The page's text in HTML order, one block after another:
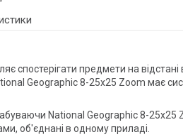
предмети на відстані
Geographic 8-25x25 Zoom має
National Geographic 8-
об'єднані в одному приладі.